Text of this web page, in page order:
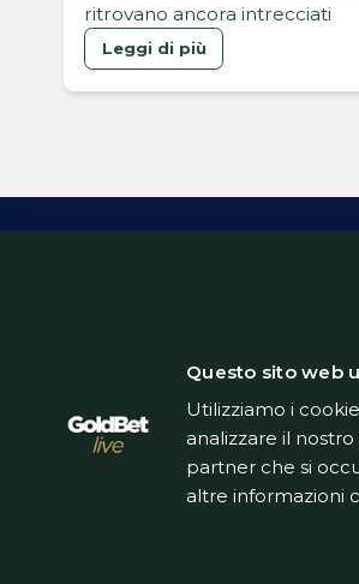
ritrovano ancora intrecciati
Leggi di più
Questo sito web
Utilizziamo i
analizzare il
partner che si
altre informazioni